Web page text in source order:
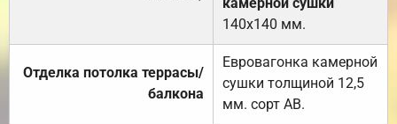
140х140 мм.
Отделка потолка террасы/
балкона
Евровагонка камерной
сушки толщиной 12,5
мм. сорт АВ.